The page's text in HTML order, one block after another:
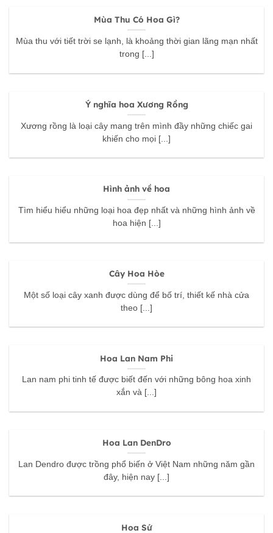
Mùa Thu Có Hoa Gì?
Mùa thu với tiết trời se lạnh, là khoảng thời gian lãng mạn nhất
trong [...]
Ý nghĩa hoa Xương Rồng
Xương rồng là loại cây mang trên mình đầy những chiếc gai
khiến cho mọi [...]
Hình ảnh về hoa
Tìm hiểu hiểu những loại hoa đẹp nhất và những hình ảnh về
hoa hiện [...]
Cây Hoa Hòe
Một số loại cây xanh được dùng để bố trí, thiết kế nhà cửa
theo [...]
Hoa Lan Nam Phi
Lan nam phi tinh tế được biết đến với những bông hoa xinh
xắn và [...]
Hoa Lan DenDro
Lan Dendro được trồng phổ biến ở Việt Nam những năm gần
đây, hiện nay [...]
Hoa Sứ